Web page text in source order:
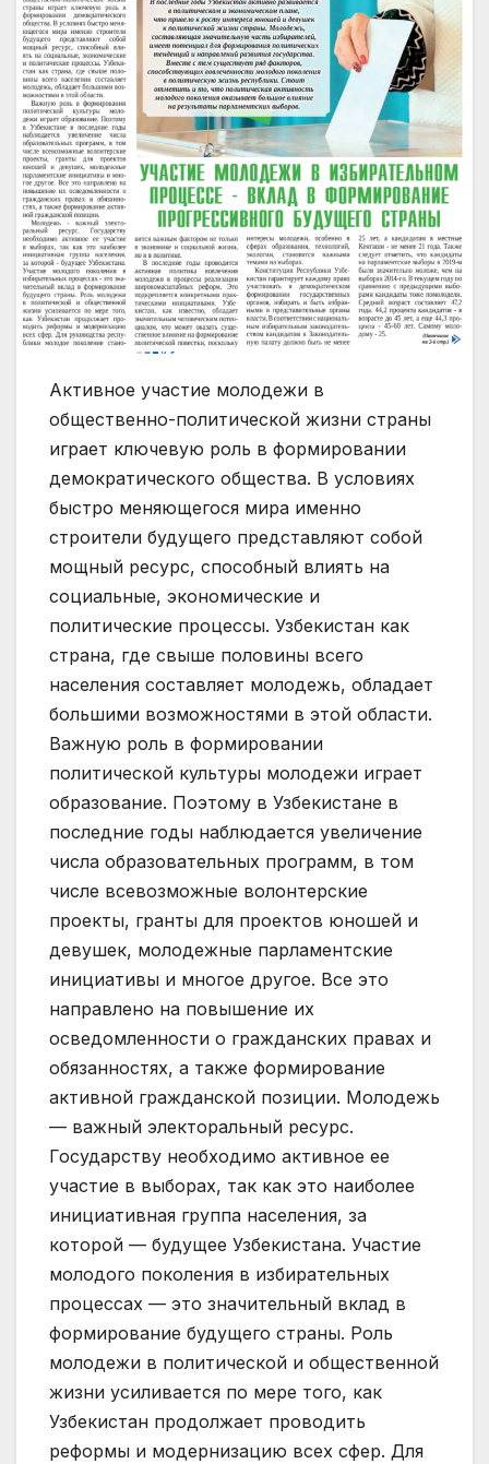
Активное участие молодежи в
общественно-политической жизни страны
играет ключевую роль в формировании
демократического общества. В условиях
быстро меняющегося мира именно
строители будущего представляют собой
мощный ресурс, способный влиять на
социальные, экономические и
политические процессы. Узбекистан как
страна, где свыше половины всего
населения составляет молодежь, обладает
большими возможностями в этой области.
Важную роль в формировании
политической культуры молодежи играет
образование. Поэтому в Узбекистане в
последние годы наблюдается увеличение
числа образовательных программ, в том
числе всевозможные волонтерские
проекты, гранты для проектов юношей и
девушек, молодежные парламентские
инициативы и многое другое. Все это
направлено на повышение их
осведомленности о гражданских правах и
обязанностях, а также формирование
активной гражданской позиции. Молодежь
— важный электоральный ресурс.
Государству необходимо активное ее
участие в выборах, так как это наиболее
инициативная группа населения, за
которой — будущее Узбекистана. Участие
молодого поколения в избирательных
процессах — это значительный вклад в
формирование будущего страны. Роль
молодежи в политической и общественной
жизни усиливается по мере того, как
Узбекистан продолжает проводить
реформы и модернизацию всех сфер. Для